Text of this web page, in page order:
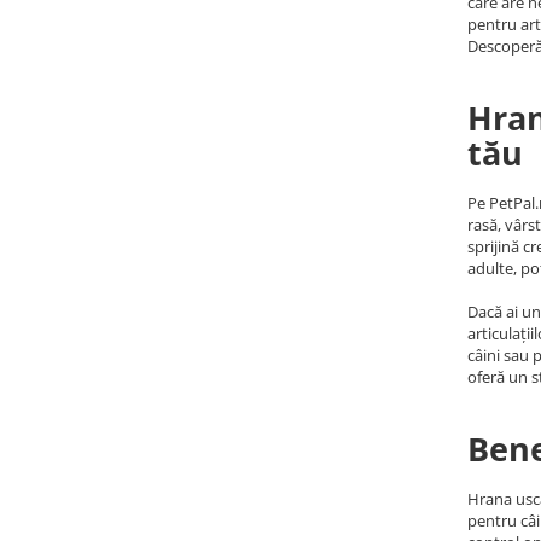
pentru
tău
Pe
rasă,
sprijină
adulte,
Dacă ai
câini sau
oferă un
Hrana
pentru